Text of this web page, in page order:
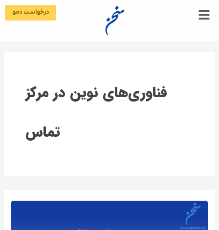
درخواست دمو
فناوری‌های نوین در مرکز
تماس